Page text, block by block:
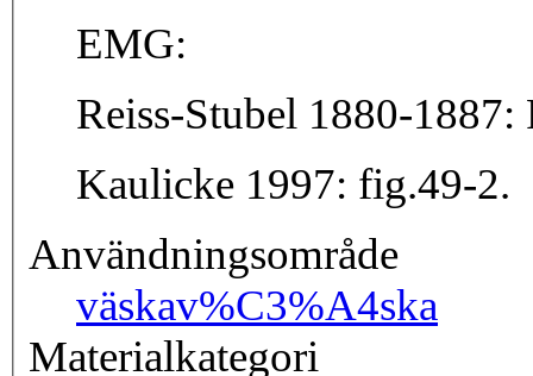
EMG:
Reiss-Stubel 1880-1887:
Kaulicke 1997: fig.49-2.
Användningsområde
väskav%C3%A4ska
Materialkategori